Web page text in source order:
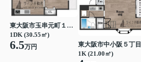
東大阪市玉串元町１丁目
1DK (30.55㎡)
6.5万円
東大阪市中小阪５丁目
1K (21.00㎡)